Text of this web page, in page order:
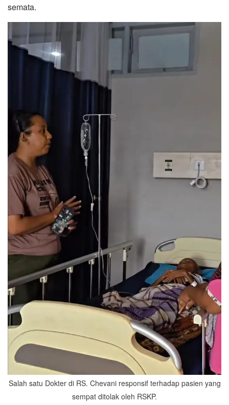
semata.
Salah satu Dokter di RS. Chevani responsif terhadap pasien yang
sempat ditolak oleh RSKP.